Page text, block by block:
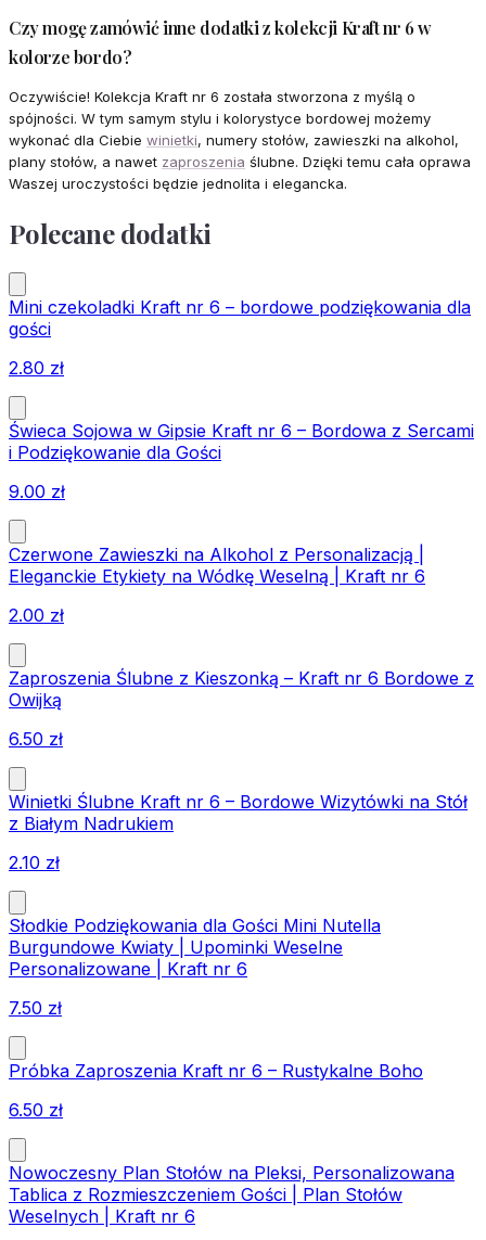
Czy mogę zamówić inne dodatki z kolekcji Kraft nr 6 w
kolorze bordo?
Oczywiście! Kolekcja Kraft nr 6 została stworzona z myślą o
spójności. W tym samym stylu i kolorystyce bordowej możemy
wykonać dla Ciebie winietki, numery stołów, zawieszki na alkohol,
plany stołów, a nawet zaproszenia ślubne. Dzięki temu cała oprawa
Waszej uroczystości będzie jednolita i elegancka.
Polecane dodatki
Mini czekoladki Kraft nr 6 – bordowe podziękowania dla
gości
2.80 zł
Świeca Sojowa w Gipsie Kraft nr 6 – Bordowa z Sercami
i Podziękowanie dla Gości
9.00 zł
Czerwone Zawieszki na Alkohol z Personalizacją |
Eleganckie Etykiety na Wódkę Weselną | Kraft nr 6
2.00 zł
Zaproszenia Ślubne z Kieszonką – Kraft nr 6 Bordowe z
Owijką
6.50 zł
Winietki Ślubne Kraft nr 6 – Bordowe Wizytówki na Stół
z Białym Nadrukiem
2.10 zł
Słodkie Podziękowania dla Gości Mini Nutella
Burgundowe Kwiaty | Upominki Weselne
Personalizowane | Kraft nr 6
7.50 zł
Próbka Zaproszenia Kraft nr 6 – Rustykalne Boho
6.50 zł
Nowoczesny Plan Stołów na Pleksi, Personalizowana
Tablica z Rozmieszczeniem Gości | Plan Stołów
Weselnych | Kraft nr 6